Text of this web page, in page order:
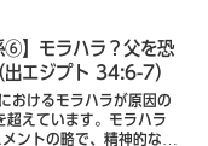
⑥】モラハラ？父を恐
出エジプト 34:6-7）
おけるモラハラが原因の
えています。モラハラ
ントの略で、精神的な虐